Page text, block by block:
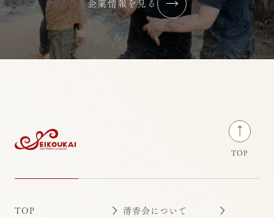
2026/07/02 コラム・ブログ
横浜りとるぱんぷきんず
企業情報を見る
TOP
TOP 清香会について